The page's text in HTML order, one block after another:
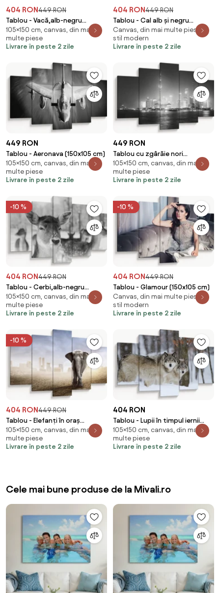
404 RON449 RON
Tablou - Vacă,alb-negru
(150x105 cm)
105×150 cm, canvas, din mai
multe piese
Livrare în peste 2 zile
404 RON449 RON
Tablou - Cal alb și negru
(150x105 cm)
Canvas, din mai multe piese, în
stil modern
Livrare în peste 2 zile
449 RON
Tablou - Aeronava (150x105 cm)
105×150 cm, canvas, din mai
multe piese
Livrare în peste 2 zile
449 RON
Tablou cu zgârăie nori
moderene (150x105 cm)
105×150 cm, canvas, din mai
multe piese
Livrare în peste 2 zile
-10 %
404 RON449 RON
Tablou - Cerbi,alb-negru
(150x105 cm)
105×150 cm, canvas, din mai
multe piese
Livrare în peste 2 zile
-10 %
404 RON449 RON
Tablou - Glamour (150x105 cm)
Canvas, din mai multe piese, în
stil modern
Livrare în peste 2 zile
-10 %
404 RON449 RON
Tablou - Elefanți în oraș
(150x105 cm)
105×150 cm, canvas, din mai
multe piese
Livrare în peste 2 zile
404 RON
Tablou - Lupii în timpul iernii
(150x105 cm)
105×150 cm, canvas, din mai
multe piese
Livrare în peste 2 zile
Cele mai bune produse de la Mivali.ro